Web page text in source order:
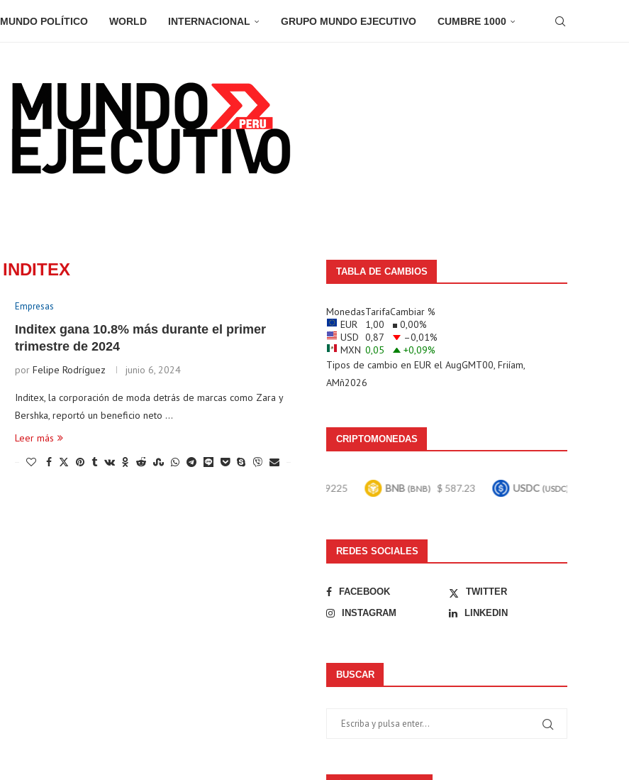
MUNDO POLÍTICO WORLD INTERNACIONAL GRUPO MUNDO EJECUTIVO CUMBRE 1000
INDITEX
Empresas
Inditex gana 10.8% más durante el primer
trimestre de 2024
por Felipe Rodríguez junio 6, 2024
Inditex, la corporación de moda detrás de marcas como Zara y
Bershka, reportó un beneficio neto …
Leer más
TABLA DE CAMBIOS
MonedasTarifaCambiar %
EUR
1,00 0,00%
USD 0,87 –0,01%
MXN 0,05 +0,09%
Tipos de cambio en EUR el AugGMT00, Friíam,
AMñ2026
CRIPTOMONEDAS
BNB (BNB) $ 587.23 USDC(USDC) $ 0.999606
REDES SOCIALES
FACEBOOK
TWITTER
INSTAGRAM
LINKEDIN
BUSCAR